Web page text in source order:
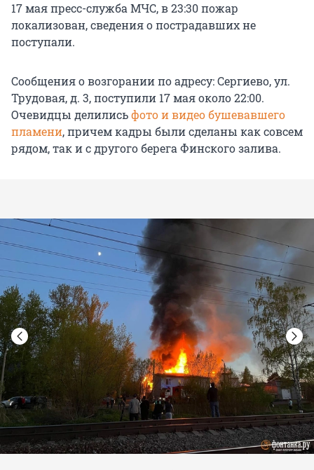
17 мая пресс-служба МЧС, в 23:30 пожар
локализован, сведения о пострадавших не
поступали.
Сообщения о возгорании по адресу: Сергиево, ул.
Трудовая, д. 3, поступили 17 мая около 22:00.
Очевидцы делилисьфото и видео бушевавшего
пламени, причем кадры были сделаны как совсем
рядом, так и с другого берега Финского залива.